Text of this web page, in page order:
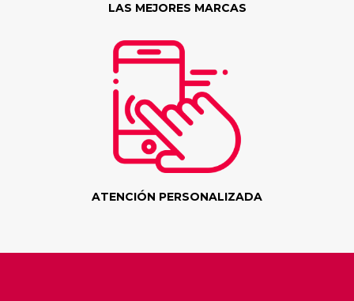
LAS MEJORES MARCAS
ATENCIÓN PERSONALIZADA